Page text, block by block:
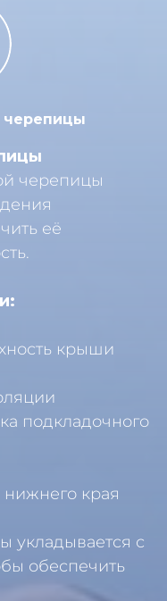
черепицы
черепицы
её
крыши
подкладочного
нижнего края
укладывается с
обеспечить